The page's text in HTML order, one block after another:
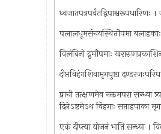
ध्वजातपत्रपर्वतद्विपाश्वरूपधारिणः
पलालधूमसंचयस्थितौपमा बलाहकाः
विलंबिनो द्रुमौपमाः
दीप्तविहंगशिवामृगघुष्टा
प्राची तत्क्षणमेव नक्तमपरा सन्ध्या
दिनेऽष्टमेऽथ विहगाः सप्ताहपाका
एकं दीप्त्या योजनं भाति सन्ध्या ।